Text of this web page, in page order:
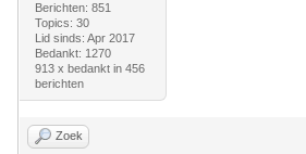
Berichten: 851
Topics: 30
Lid sinds: Apr 2017
Bedankt: 1270
913 x bedankt in 456
berichten
Zoek